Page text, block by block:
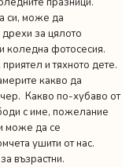
си, може да
за цялото
коледна фотосесия.
и тяхното дете.
какво да
Какво по-хубаво от
с име, пожелание
може да се
ушити от нас.
възрастни.